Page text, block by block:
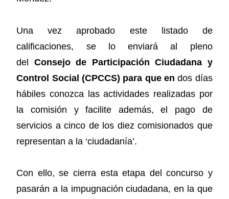
Una vez aprobado este listado de
calificaciones, se lo enviará al pleno
del Consejo de Participación Ciudadana y
Control Social (CPCCS) para que en dos días
hábiles conozca las actividades realizadas por
la comisión y facilite además, el pago de
servicios a cinco de los diez comisionados que
representan a la ‘ciudadanía’.
Con ello, se cierra esta etapa del concurso y
pasarán a la impugnación ciudadana, en la que